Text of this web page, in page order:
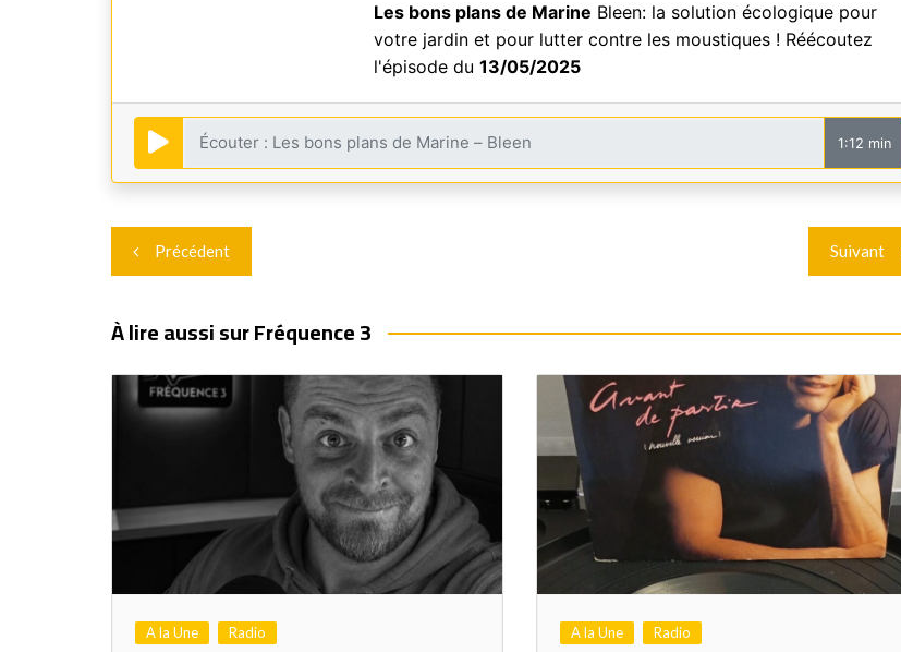
Les bons plans de Marine Bleen: la solution écologique pour
votre jardin et pour lutter contre les moustiques ! Réécoutez
l'épisode du 13/05/2025
1:12 min
Navigation
de
l’article
Précédent Suivant
À lire aussi sur Fréquence 3
A la Une Radio A la Une Radio